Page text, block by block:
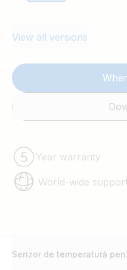
View all versions
Year warranty
World-wide
Senzor de temperatură